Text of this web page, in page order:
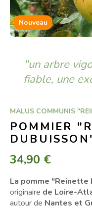
Nouveau
"un arbre
fiable, une
MALUS COMMUNIS
POMMIER
34,90 €
La pomme "Reinette
originaire de Loire-
autour de Nantes et